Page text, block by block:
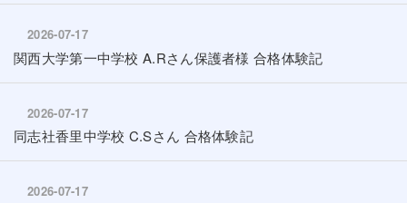
2026-07-17
関西大学第一中学校 A.Rさん保護者様 合格体験記
2026-07-17
同志社香里中学校 C.Sさん 合格体験記
2026-07-17